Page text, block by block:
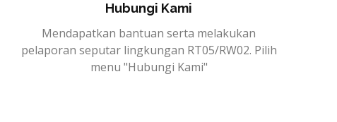
Hubungi Kami
Mendapatkan bantuan serta melakukan
pelaporan seputar lingkungan RT05/RW02. Pilih
menu "Hubungi Kami"